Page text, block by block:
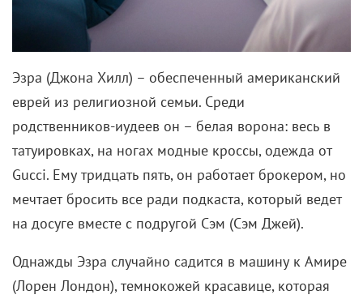
Эзра (Джона Хилл) – обеспеченный американский
еврей из религиозной семьи. Среди
родственников-иудеев он – белая ворона: весь в
татуировках, на ногах модные кроссы, одежда от
Gucci. Ему тридцать пять, он работает брокером, но
мечтает бросить все ради подкаста, который ведет
на досуге вместе с подругой Сэм (Сэм Джей).
Однажды Эзра случайно садится в машину к Амире
(Лорен Лондон), темнокожей красавице, которая